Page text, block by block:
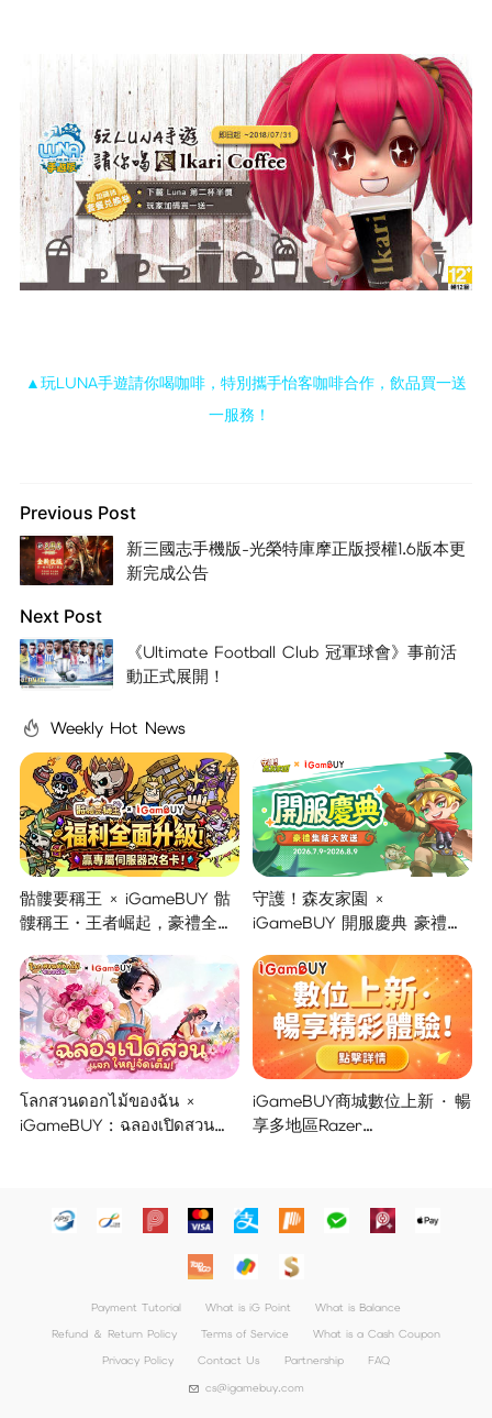
▲玩LUNA手遊請你喝咖啡，特別攜手怡客咖啡合作，飲品買一送
一服務！
Previous Post
新三國志手機版-光榮特庫摩正版授權1.6版本更
新完成公告
Next Post
《Ultimate Football Club 冠軍球會》事前活
動正式展開！
Weekly Hot News
骷髏要稱王 × iGameBUY 骷
髏稱王・王者崛起，豪禮全面
守護！森友家園 ×
iGameBUY 開服慶典 豪禮集
โลกสวนดอกไม้ของฉัน ×
iGameBUY : ฉลองเปิดสวน
iGameBUY商城數位上新 · 暢
享多地區Razer
Payment Tutorial What is iG Point
What is Balance
Refund ＆ Return Policy
Terms of Service
What is a Cash Coupon
Privacy Policy
Contact Us Partnership
FAQ
cs@igamebuy.com